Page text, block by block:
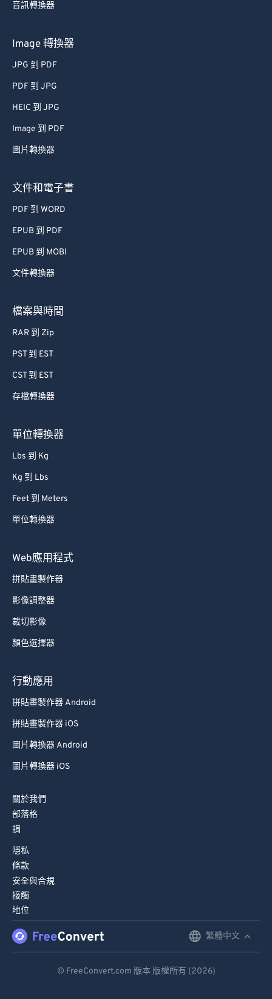
音訊轉換器
Image 轉換器
JPG 到 PDF
PDF 到 JPG
HEIC 到 JPG
Image 到 PDF
圖片轉換器
文件和電子書
PDF 到 WORD
EPUB 到 PDF
EPUB 到 MOBI
文件轉換器
檔案與時間
RAR 到 Zip
PST 到 EST
CST 到 EST
存檔轉換器
單位轉換器
Lbs 到 Kg
Kg 到 Lbs
Feet 到 Meters
單位轉換器
Web應用程式
拼貼畫製作器
影像調整器
裁切影像
顏色選擇器
行動應用
拼貼畫製作器 Android
拼貼畫製作器 iOS
圖片轉換器 Android
圖片轉換器 iOS
關於我們
部落格
捐
隱私
條款
安全與合規
接觸
地位
繁體中文
© FreeConvert.com 版本 版權所有 (2026)